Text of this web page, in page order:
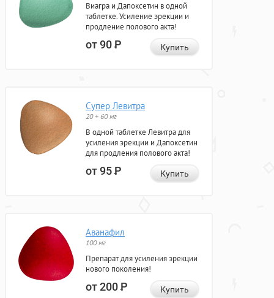
Виагра и Дапоксетин в одной
таблетке. Усиление эрекции и
продление полового акта!
от 90Р Купить
Супер Левитра
20 + 60 мг
В одной таблетке Левитра для
усиления эрекции и Дапоксетин
для продления полового акта!
от 95Р Купить
Аванафил
100 мг
Препарат для усиления эрекции
нового поколения!
от 200Р Купить